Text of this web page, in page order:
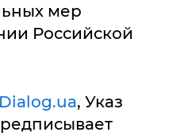
мер
Российской
, Указ